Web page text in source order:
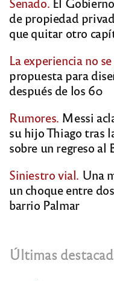
de propiedad
que quitar otro
La experiencia no
propuesta para
después de los 60
Rumores. Messi
su hijo Thiago tras
sobre un regreso al
Siniestro vial. Una
un choque entre
barrio Palmar
Últimas